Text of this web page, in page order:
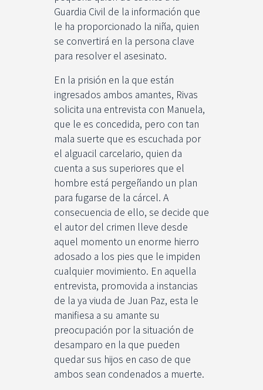
Guardia Civil de la información que
le ha proporcionado la niña, quien
se convertirá en la persona clave
para resolver el asesinato.
En la prisión en la que están
ingresados ambos amantes, Rivas
solicita una entrevista con Manuela,
que le es concedida, pero con tan
mala suerte que es escuchada por
el alguacil carcelario, quien da
cuenta a sus superiores que el
hombre está pergeñando un plan
para fugarse de la cárcel. A
consecuencia de ello, se decide que
el autor del crimen lleve desde
aquel momento un enorme hierro
adosado a los pies que le impiden
cualquier movimiento. En aquella
entrevista, promovida a instancias
de la ya viuda de Juan Paz, esta le
manifiesa a su amante su
preocupación por la situación de
desamparo en la que pueden
quedar sus hijos en caso de que
ambos sean condenados a muerte.